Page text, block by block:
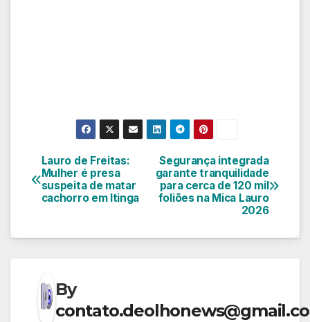
Navegação
de
Segurança integrada
garante tranquilidade
para cerca de 120 mil
foliões na Mica Lauro
2026
Lauro de Freitas:
Mulher é presa
suspeita de matar
cachorro em Itinga
By